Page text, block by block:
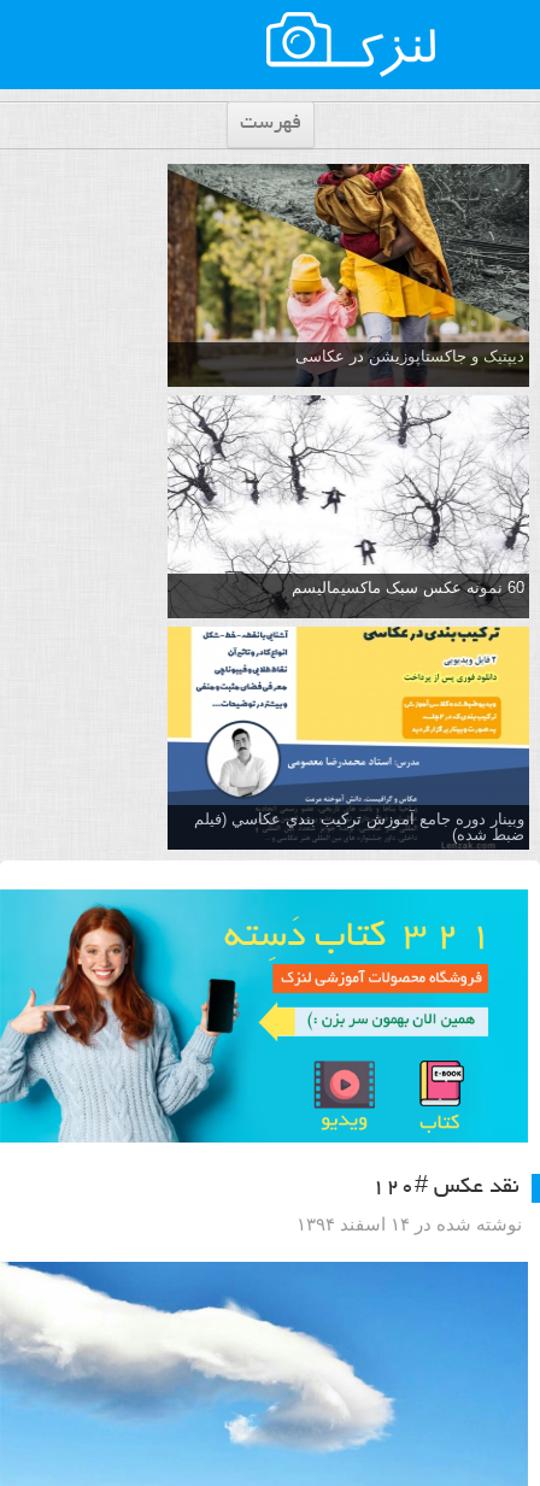
فهرست
دیپتیک و جاکستا‌پوزیشن در عکاسی
60 نمونه عکس سبک ماکسیمالیسم
وبینار دوره جامع آموزش تركيب بندي عكاسي (فیلم
ضبط شده)
نقد عکس #۱۲۰
نوشته شده در ۱۴ اسفند ۱۳۹۴